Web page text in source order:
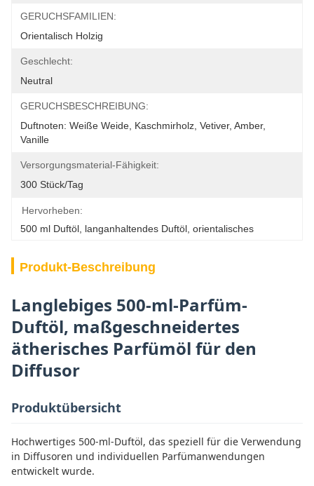
GERUCHSFAMILIEN:
Orientalisch Holzig
Geschlecht:
Neutral
GERUCHSBESCHREIBUNG:
Duftnoten: Weiße Weide, Kaschmirholz, Vetiver, Amber,
Vanille
Versorgungsmaterial-Fähigkeit:
300 Stück/Tag
Hervorheben:
500 ml Duftöl langanhaltendes Duftöl orientalisches
Produkt-Beschreibung
Langlebiges 500-ml-Parfüm-
Duftöl, maßgeschneidertes
ätherisches Parfümöl für den
Diffusor
Produktübersicht
Hochwertiges 500-ml-Duftöl, das speziell für die Verwendung
in Diffusoren und individuellen Parfümanwendungen
entwickelt wurde.